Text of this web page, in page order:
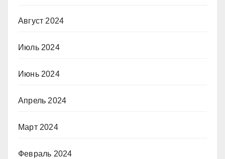
Август 2024
Июль 2024
Июнь 2024
Апрель 2024
Март 2024
Февраль 2024